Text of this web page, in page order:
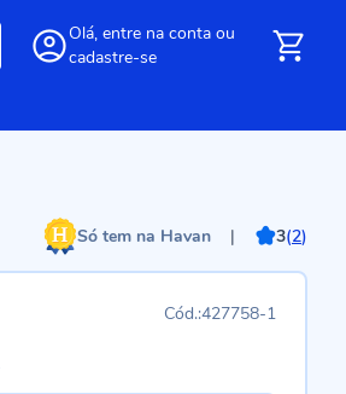
Olá, entre na conta ou
cadastre-se
Só tem na Havan | 3(2)
427758-1